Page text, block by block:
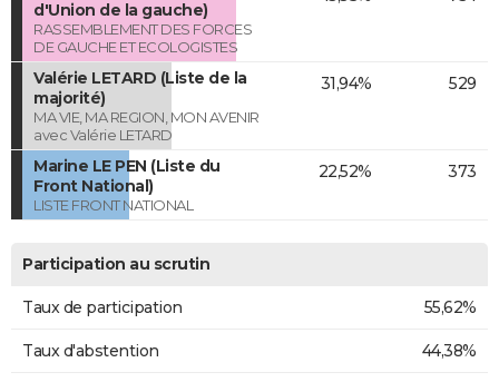
d'Union de la gauche)
RASSEMBLEMENT DES FORCES
DE GAUCHE ET ECOLOGISTES
Valérie LETARD (Liste de la
majorité)
MA VIE, MA REGION, MON AVENIR
avec Valérie LETARD
31,94% 529
Marine LE PEN (Liste du
Front National)
LISTE FRONT NATIONAL
22,52% 373
Participation au scrutin
Taux de participation 55,62%
Taux d'abstention 44,38%